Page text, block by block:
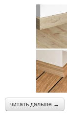
читать дальше →